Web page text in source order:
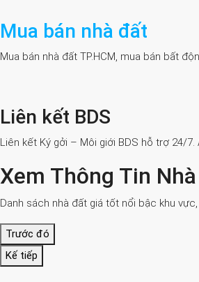
Mua bán nhà đất
Mua bán nhà đất TP.HCM, mua bán bất
Liên kết BDS
Liên kết Ký gởi – Môi giới BDS hỗ trợ 24/
Xem Thông Tin
Danh sách nhà đất giá tốt nổi bậc khu
Trước đó
Kế tiếp